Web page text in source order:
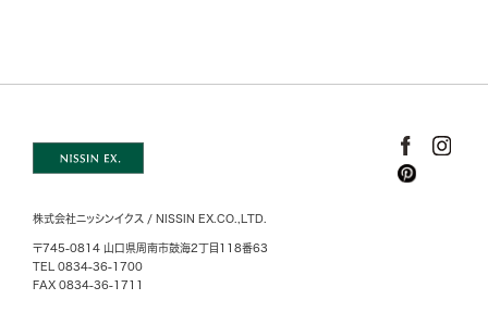
株式会社ニッシンイクス / NISSIN EX.CO.,LTD.
〒745-0814 山口県周南市鼓海2丁目118番63
TEL 0834-36-1700
FAX 0834-36-1711